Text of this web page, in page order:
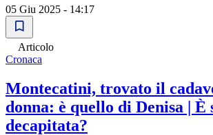
05 Giu 2025 - 14:17
Articolo
Cronaca
Montecatini, trovato il
donna: è quello di Denisa | È
decapitata?